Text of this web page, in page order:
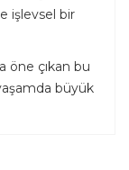
işlevsel bir
öne çıkan bu
büyük